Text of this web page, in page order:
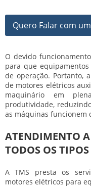
Quero Falar com
O devido
para que
de operação. Portanto,
de motores elétricos
maquinário em
produtividade,
as máquinas funcionem
ATENDIMENTO A
TODOS OS TIPOS
A TMS presta os
motores elétricos para